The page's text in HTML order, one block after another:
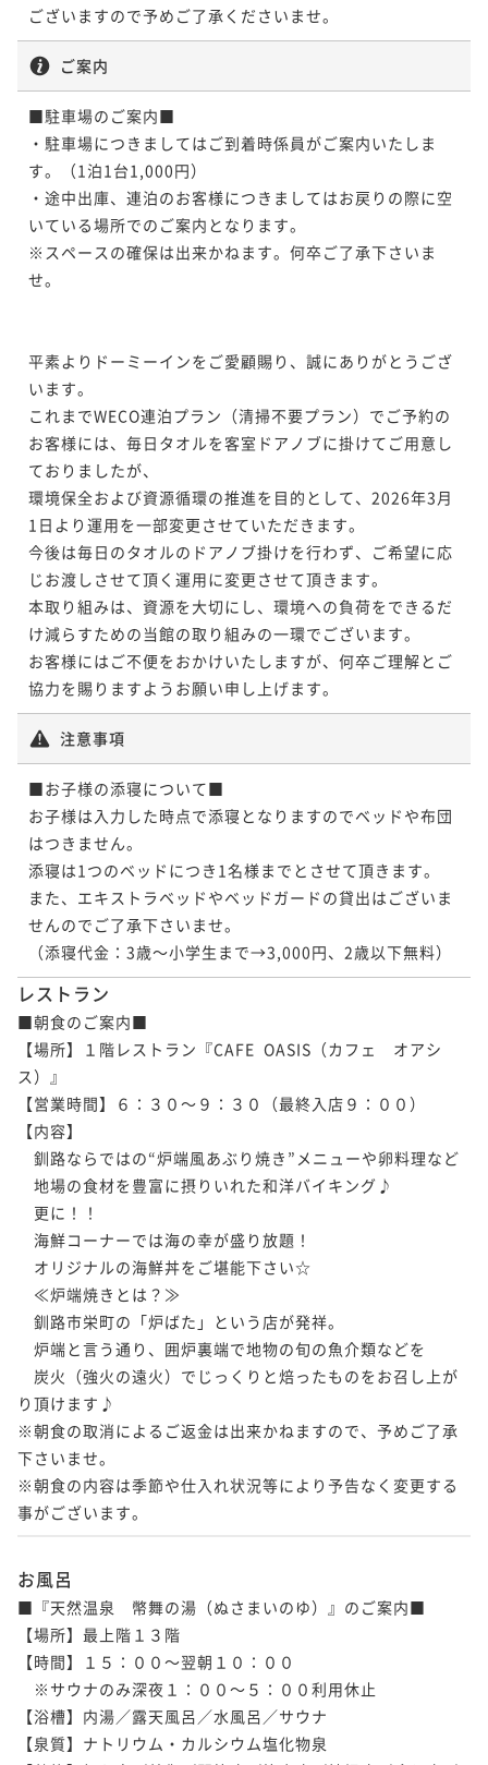
ございますので予めご了承くださいませ。
ご案内
■駐車場のご案内■
・駐車場につきましてはご到着時係員がご案内いたしま
す。（1泊1台1,000円）
・途中出庫、連泊のお客様につきましてはお戻りの際に空
いている場所でのご案内となります。
※スペースの確保は出来かねます。何卒ご了承下さいま
せ。
平素よりドーミーインをご愛顧賜り、誠にありがとうござ
います。
これまでWECO連泊プラン（清掃不要プラン）でご予約の
お客様には、毎日タオルを客室ドアノブに掛けてご用意し
ておりましたが、
環境保全および資源循環の推進を目的として、2026年3月
1日より運用を一部変更させていただきます。
今後は毎日のタオルのドアノブ掛けを行わず、ご希望に応
じお渡しさせて頂く運用に変更させて頂きます。
本取り組みは、資源を大切にし、環境への負荷をできるだ
け減らすための当館の取り組みの一環でございます。
お客様にはご不便をおかけいたしますが、何卒ご理解とご
協力を賜りますようお願い申し上げます。
注意事項
■お子様の添寝について■
お子様は入力した時点で添寝となりますのでベッドや布団
はつきません。
添寝は1つのベッドにつき1名様までとさせて頂きます。
また、エキストラベッドやベッドガードの貸出はございま
せんのでご了承下さいませ。
（添寝代金：3歳～小学生まで→3,000円、2歳以下無料）
レストラン
■朝食のご案内■
【場所】１階レストラン『CAFE  OASIS（カフェ　オアシ
ス）』
【営業時間】６：３０～９：３０（最終入店９：００）
【内容】
釧路ならではの“炉端風あぶり焼き”メニューや卵料理など
地場の食材を豊富に摂りいれた和洋バイキング♪
更に！！
海鮮コーナーでは海の幸が盛り放題！
オリジナルの海鮮丼をご堪能下さい☆
≪炉端焼きとは？≫
釧路市栄町の「炉ばた」という店が発祥。
炉端と言う通り、囲炉裏端で地物の旬の魚介類などを
炭火（強火の遠火）でじっくりと焙ったものをお召し上が
り頂けます♪
※朝食の取消によるご返金は出来かねますので、予めご了承
下さいませ。
※朝食の内容は季節や仕入れ状況等により予告なく変更する
事がございます。
お風呂
■『天然温泉　幣舞の湯（ぬさまいのゆ）』のご案内■
【場所】最上階１３階
【時間】１５：００～翌朝１０：００
※サウナのみ深夜１：００～５：００利用休止
【浴槽】内湯／露天風呂／水風呂／サウナ
【泉質】ナトリウム・カルシウム塩化物泉